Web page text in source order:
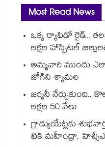
Most Read News
ఒక్క ర్యాపిడో రైడ్..
లక్షల హాస్పిటల్
అమ్మవారి ముందు
జోగిని శ్యామల
జర్మనీ నేర్చుకుంది..
లక్షల 50 వేలు
గ్రాడ్యుయేట్లకు
టెక్ మహీంద్రా,